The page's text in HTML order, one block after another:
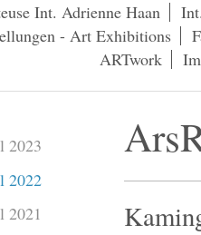
Int. Adrienne Haan
- Art Exhibitions
ARTwork
2023
2022
2021